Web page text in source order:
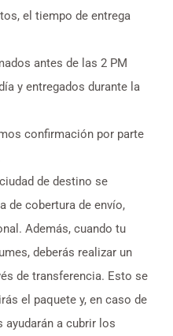
el tiempo de entrega
antes de las 2 PM
y entregados durante la
confirmación por parte
de destino se
de cobertura de envío,
Además, cuando tu
deberás realizar un
de transferencia. Esto se
el paquete y, en caso de
a cubrir los